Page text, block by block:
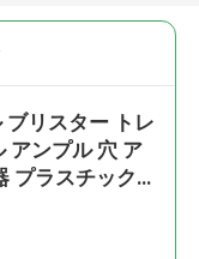
ブリスター トレ
アンプル 穴 ア
プラスチック